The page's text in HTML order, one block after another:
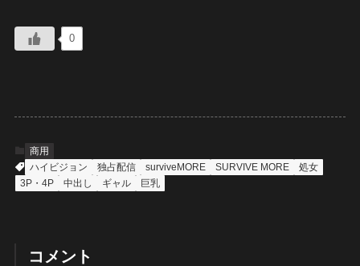
0
商用
ハイビジョン
独占配信 surviveMORE SURVIVE MORE
処女
3P・4P
中出し ギャル 巨乳
コメント